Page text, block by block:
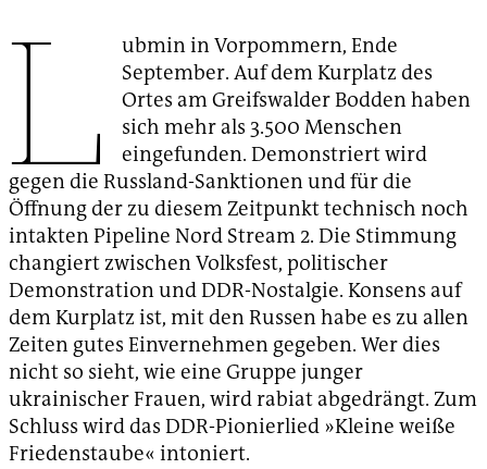
L
ubmin in Vorpommern, Ende
September. Auf dem Kurplatz des
Ortes am Greifswalder Bodden haben
sich mehr als 3.500 Menschen
eingefunden. Demonstriert wird
gegen die Russland-Sanktionen und für die
Öffnung der zu diesem Zeitpunkt technisch noch
intakten Pipeline Nord Stream 2. Die Stimmung
changiert zwischen Volksfest, politischer
Demonstration und DDR-Nostalgie. Konsens auf
dem Kurplatz ist, mit den Russen habe es zu allen
Zeiten gutes Einvernehmen gegeben. Wer dies
nicht so sieht, wie eine Gruppe junger
ukrainischer Frauen, wird rabiat abgedrängt. Zum
Schluss wird das DDR-Pionierlied »Kleine weiße
Friedenstaube« intoniert.